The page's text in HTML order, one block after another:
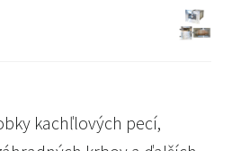
kachľlových pecí,